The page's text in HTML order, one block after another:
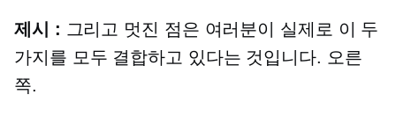
제시 : 그리고 멋진 점은 여러분이 실제로 이 두
가지를 모두 결합하고 있다는 것입니다. 오른
쪽.